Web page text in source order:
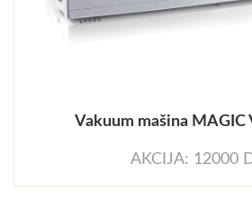
Vakuum mašina MAGIC
AKCIJA: 12000